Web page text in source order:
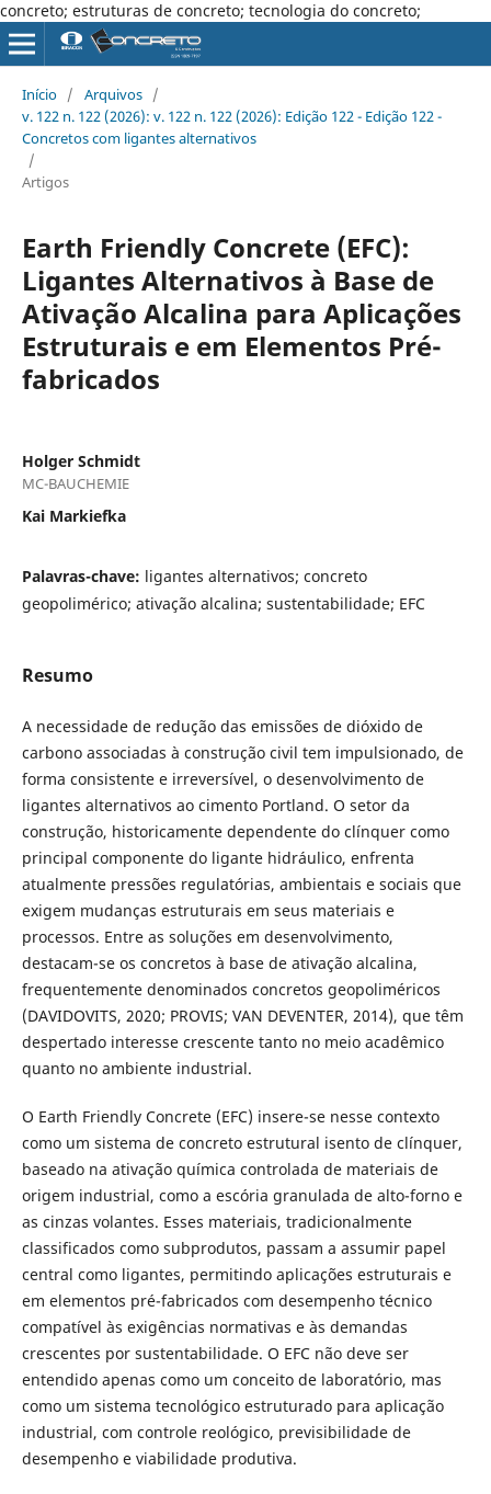
concreto; estruturas de concreto; tecnologia do concreto;
Início / Arquivos /
v. 122 n. 122 (2026): v. 122 n. 122 (2026): Edição 122 - Edição 122 -
Concretos com ligantes alternativos
/
Artigos
Earth Friendly Concrete (EFC):
Ligantes Alternativos à Base de
Ativação Alcalina para Aplicações
Estruturais e em Elementos Pré-
fabricados
Holger Schmidt
MC-BAUCHEMIE
Kai Markiefka
Palavras-chave: ligantes alternativos; concreto
geopolimérico; ativação alcalina; sustentabilidade; EFC
Resumo
A necessidade de redução das emissões de dióxido de
carbono associadas à construção civil tem impulsionado, de
forma consistente e irreversível, o desenvolvimento de
ligantes alternativos ao cimento Portland. O setor da
construção, historicamente dependente do clínquer como
principal componente do ligante hidráulico, enfrenta
atualmente pressões regulatórias, ambientais e sociais que
exigem mudanças estruturais em seus materiais e
processos. Entre as soluções em desenvolvimento,
destacam-se os concretos à base de ativação alcalina,
frequentemente denominados concretos geopoliméricos
(DAVIDOVITS, 2020; PROVIS; VAN DEVENTER, 2014), que têm
despertado interesse crescente tanto no meio acadêmico
quanto no ambiente industrial.
O Earth Friendly Concrete (EFC) insere-se nesse contexto
como um sistema de concreto estrutural isento de clínquer,
baseado na ativação química controlada de materiais de
origem industrial, como a escória granulada de alto-forno e
as cinzas volantes. Esses materiais, tradicionalmente
classificados como subprodutos, passam a assumir papel
central como ligantes, permitindo aplicações estruturais e
em elementos pré-fabricados com desempenho técnico
compatível às exigências normativas e às demandas
crescentes por sustentabilidade. O EFC não deve ser
entendido apenas como um conceito de laboratório, mas
como um sistema tecnológico estruturado para aplicação
industrial, com controle reológico, previsibilidade de
desempenho e viabilidade produtiva.